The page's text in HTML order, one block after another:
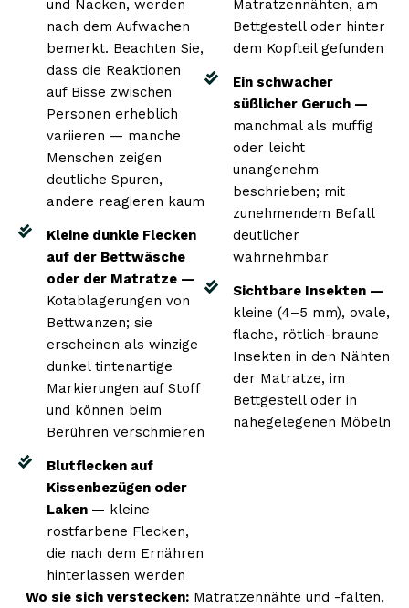
und Nacken, werden
nach dem Aufwachen
bemerkt. Beachten Sie,
dass die Reaktionen
auf Bisse zwischen
Personen erheblich
variieren — manche
Menschen zeigen
deutliche Spuren,
andere reagieren kaum
Kleine dunkle Flecken
auf der Bettwäsche
oder der Matratze —
Kotablagerungen von
Bettwanzen; sie
erscheinen als winzige
dunkel tintenartige
Markierungen auf Stoff
und können beim
Berühren verschmieren
Blutflecken auf
Kissenbezügen oder
Laken — kleine
rostfarbene Flecken,
die nach dem Ernähren
hinterlassen werden
Matratzennähten, am
Bettgestell oder hinter
dem Kopfteil gefunden
Ein schwacher
süßlicher Geruch —
manchmal als muffig
oder leicht
unangenehm
beschrieben; mit
zunehmendem Befall
deutlicher
wahrnehmbar
Sichtbare Insekten —
kleine (4–5 mm), ovale,
flache, rötlich-braune
Insekten in den Nähten
der Matratze, im
Bettgestell oder in
nahegelegenen Möbeln
Wo sie sich verstecken:Matratzennähte und -falten,